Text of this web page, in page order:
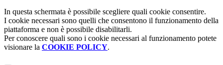
In questa schermata è possibile scegliere quali cookie consentire.
I cookie necessari sono quelli che consentono il funzionamento della
piattaforma e non è possibile disabilitarli.
Per conoscere quali sono i cookie necessari al funzionamento potete
visionare la COOKIE POLICY.